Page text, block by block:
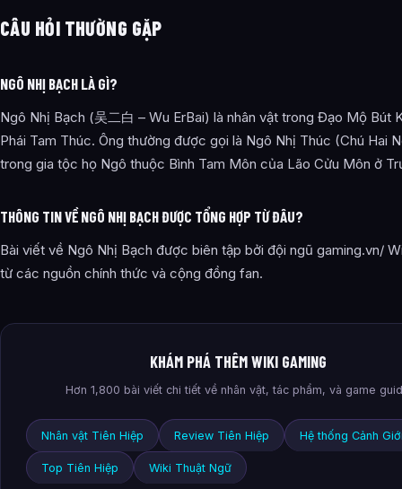
CÂU HỎI THƯỜNG GẶP
NGÔ NHỊ BẠCH LÀ GÌ?
Ngô Nhị Bạch (吴二白 – Wu ErBai) là nhân vật trong Đạo Mộ Bút
Phái Tam Thúc. Ông thường được gọi là Ngô Nhị Thúc (Chú Hai
trong gia tộc họ Ngô thuộc Bình Tam Môn của Lão Cửu Môn ở
THÔNG TIN VỀ NGÔ NHỊ BẠCH ĐƯỢC TỔNG HỢP TỪ ĐÂU?
Bài viết về Ngô Nhị Bạch được biên tập bởi đội ngũ gaming.vn/
từ các nguồn chính thức và cộng đồng fan.
KHÁM PHÁ THÊM WIKI GAMING
Hơn 1,800 bài viết chi tiết về nhân vật, tác phẩm, và game
Nhân vật Tiên Hiệp Review Tiên Hiệp Hệ thống Cảnh
Top Tiên Hiệp Wiki Thuật Ngữ